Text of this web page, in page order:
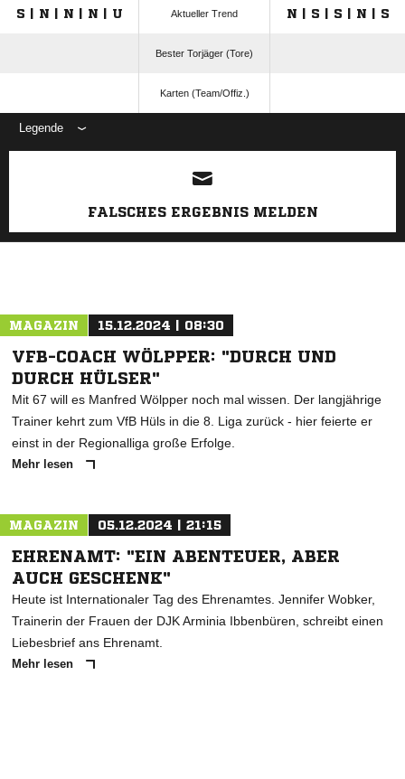
S | N | N | N | U Aktueller Trend N | S | S | N | S
Bester Torjäger (Tore)
Karten (Team/Offiz.)
Legende
ANZEIGE
FALSCHES ERGEBNIS MELDEN
MAGAZIN 15.12.2024 | 08:30
VFB-COACH WÖLPPER: "DURCH UND
DURCH HÜLSER"
Mit 67 will es Manfred Wölpper noch mal wissen. Der langjährige
Trainer kehrt zum VfB Hüls in die 8. Liga zurück - hier feierte er
einst in der Regionalliga große Erfolge.
Mehr lesen
MAGAZIN 05.12.2024 | 21:15
EHRENAMT: "EIN ABENTEUER, ABER
AUCH GESCHENK"
Heute ist Internationaler Tag des Ehrenamtes. Jennifer Wobker,
Trainerin der Frauen der DJK Arminia Ibbenbüren, schreibt einen
Liebesbrief ans Ehrenamt.
Mehr lesen